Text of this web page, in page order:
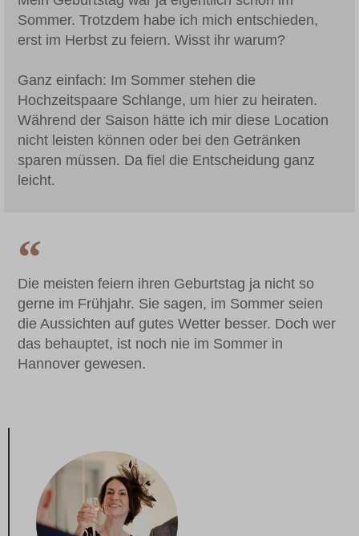
Sommer. Trotzdem habe ich mich entschieden,
erst im Herbst zu feiern. Wisst ihr warum?
Ganz einfach: Im Sommer stehen die
Hochzeitspaare Schlange, um hier zu heiraten.
Während der Saison hätte ich mir diese Location
nicht leisten können oder bei den Getränken
sparen müssen. Da fiel die Entscheidung ganz
leicht.
Die meisten feiern ihren Geburtstag ja nicht so
gerne im Frühjahr. Sie sagen, im Sommer seien
die Aussichten auf gutes Wetter besser. Doch wer
das behauptet, ist noch nie im Sommer in
Hannover gewesen.